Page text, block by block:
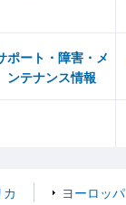
ポート・障害・メ
ンテナンス情報
ヨーロッパ